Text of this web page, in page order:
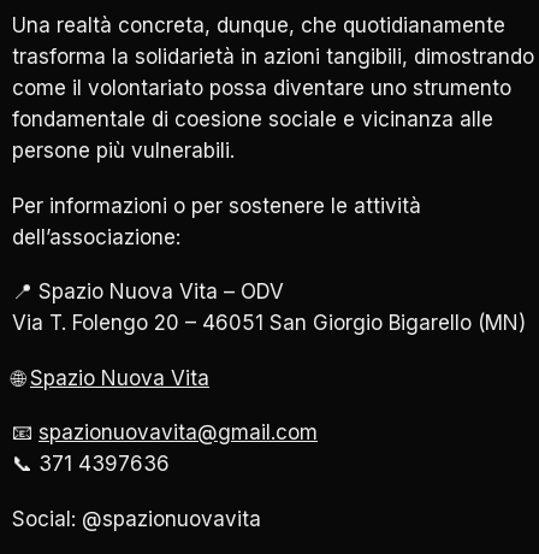
Una realtà concreta, dunque, che quotidianamente
trasforma la solidarietà in azioni tangibili, dimostrando
come il volontariato possa diventare uno strumento
fondamentale di coesione sociale e vicinanza alle
persone più vulnerabili.
Per informazioni o per sostenere le attività
dell’associazione:
📍 Spazio Nuova Vita – ODV
Via T. Folengo 20 – 46051 San Giorgio Bigarello (MN)
🌐Spazio Nuova Vita
📧 spazionuovavita@gmail.com
📞 371 4397636
Social: @spazionuovavita